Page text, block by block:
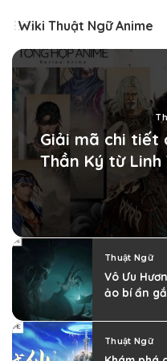
Wiki Thuật Ngữ Anime
Giải mã chi tiết
Thần Ký từ
Thuật Ngữ
Vô Ưu
ảo bí ẩn
Thuật Ngữ